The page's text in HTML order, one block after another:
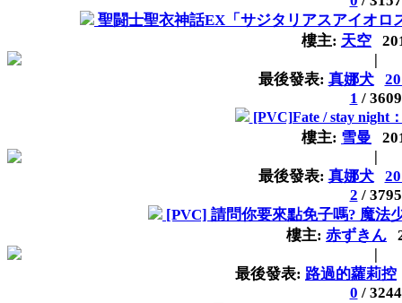
聖闘士聖衣神話EX「サジタリアスアイオロ
樓主: 天空
最後發表: 真娜犬
1 / 3609
[PVC]Fate / stay night
樓主: 雪曼
|
最後發表: 真娜犬
2 / 3795
[PVC] 請問你要來點免子嗎? 魔法
樓主: 赤ずきん
最後發表: 路過的蘿莉控
0 / 3244